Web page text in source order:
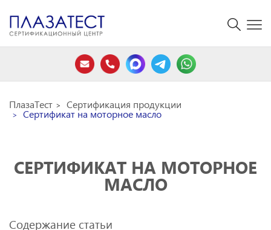
ПлазаТест Сертификация продукции
Сертификат на моторное масло
СЕРТИФИКАТ НА МОТОРНОЕ
МАСЛО
Содержание статьи